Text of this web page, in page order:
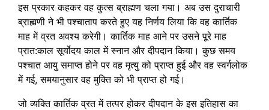
इस प्रकार कहकर वह कुत्स ब्राह्मण चला गया। अब उस दुराचारी
ब्राह्मणी ने भी पश्चाताप करते हुए यह निर्णय लिया कि वह कार्तिक
माह में व्रत अवश्य करेगी। कार्तिक माह आने पर उसने पूरे माह
प्रात:काल सूर्योदय काल में स्नान और दीपदान किया। कुछ समय
पश्चात आयु समाप्त होने पर वह मृत्यु को प्राप्त हुई और वह स्वर्गलोक
में गई, समयानुसार वह मुक्ति को भी प्राप्त हो गई।
जो व्यक्ति कार्तिक व्रत में तत्पर होकर दीपदान के इस इतिहास का